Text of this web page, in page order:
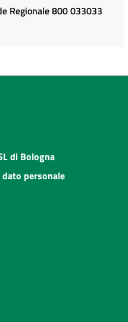
Regionale 800 033033
di Bologna
personale